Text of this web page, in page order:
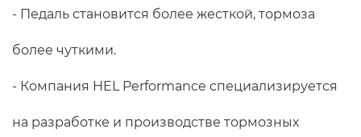
- Педаль становится более жесткой, тормоза
более чуткими.
- Компания HEL Performance специализируется
на разработке и производстве тормозных